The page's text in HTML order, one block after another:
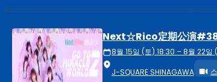
Next☆Rico定期公演
8월 15일 (토) 18:30 – 8월 22일
J-SQUARE SHINAGAWA